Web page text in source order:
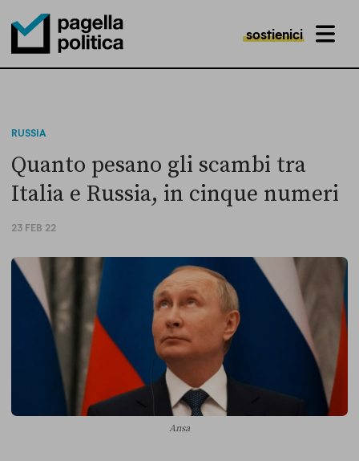
Pagella Politica Logo
sostienici MENU
RUSSIA
Quanto pesano gli scambi tra
Italia e Russia, in cinque numeri
23 FEB 22
Ansa